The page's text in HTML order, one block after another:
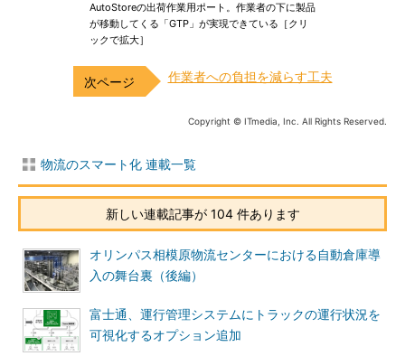
AutoStoreの出荷作業用ポート。作業者の下に製品
が移動してくる「GTP」が実現できている［クリ
ックで拡大］
作業者への負担を減らす工夫
Copyright © ITmedia, Inc. All Rights Reserved.
物流のスマート化 連載一覧
新しい連載記事が 104 件あります
オリンパス相模原物流センターにおける自動倉庫導
入の舞台裏（後編）
富士通、運行管理システムにトラックの運行状況を
可視化するオプション追加